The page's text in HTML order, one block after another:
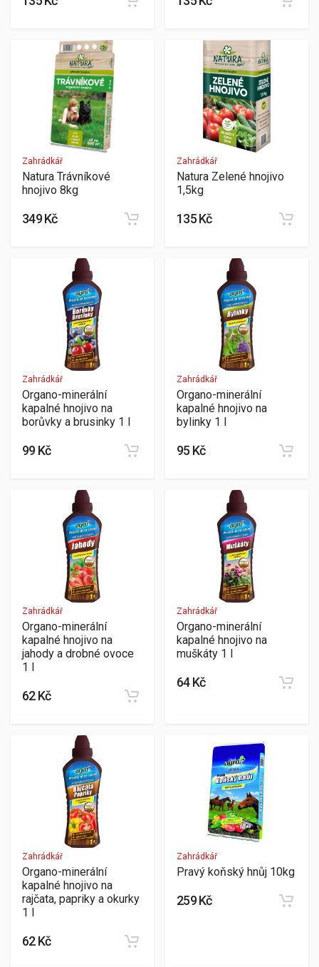
Zahrádkář
Natura Trávníkové
hnojivo 8kg
349 Kč
Zahrádkář
Natura Zelené hnojivo
1,5kg
135 Kč
Zahrádkář
Organo-minerální
kapalné hnojivo na
borůvky a brusinky 1 l
99 Kč
Zahrádkář
Organo-minerální
kapalné hnojivo na
bylinky 1 l
95 Kč
Zahrádkář
Organo-minerální
kapalné hnojivo na
jahody a drobné ovoce
1 l
62 Kč
Zahrádkář
Organo-minerální
kapalné hnojivo na
muškáty 1 l
64 Kč
Zahrádkář
Organo-minerální
kapalné hnojivo na
rajčata, papriky a okurky
1 l
62 Kč
Zahrádkář
Pravý koňský hnůj 10kg
259 Kč